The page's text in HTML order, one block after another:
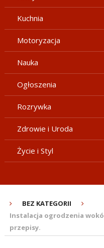
Kuchnia
Motoryzacja
Nauka
Ogłoszenia
Rozrywka
Zdrowie i Uroda
Życie i Styl
BEZ KATEGORII
Instalacja ogrodzenia
przepisy.